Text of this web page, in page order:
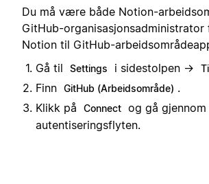
Du må være både Notion-
GitHub-
Notion til GitHub-
Gå til
Settings i sidestolpen →
Finn GitHub (Arbeidsområde) .
Klikk på
Connect og gå gjennom
autentiseringsflyten.